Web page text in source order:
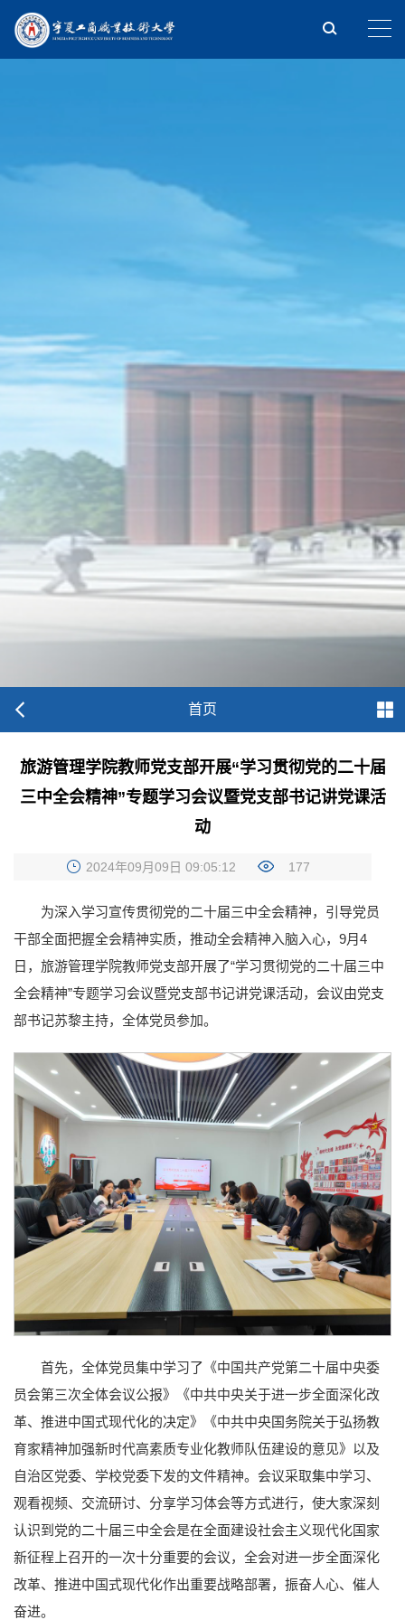
首页
旅游管理学院教师党支部开展“学习贯彻党的二十届
三中全会精神”专题学习会议暨党支部书记讲党课活
动
2024年09月09日 09:05:12 177
为深入学习宣传贯彻党的二十届三中全会精神，引导党员
干部全面把握全会精神实质，推动全会精神入脑入心，9月4
日，旅游管理学院教师党支部开展了“学习贯彻党的二十届三中
全会精神”专题学习会议暨党支部书记讲党课活动，会议由党支
部书记苏黎主持，全体党员参加。
首先，全体党员集中学习了《中国共产党第二十届中央委
员会第三次全体会议公报》《中共中央关于进一步全面深化改
革、推进中国式现代化的决定》《中共中央国务院关于弘扬教
育家精神加强新时代高素质专业化教师队伍建设的意见》以及
自治区党委、学校党委下发的文件精神。会议采取集中学习、
观看视频、交流研讨、分享学习体会等方式进行，使大家深刻
认识到党的二十届三中全会是在全面建设社会主义现代化国家
新征程上召开的一次十分重要的会议，全会对进一步全面深化
改革、推进中国式现代化作出重要战略部署，振奋人心、催人
奋进。